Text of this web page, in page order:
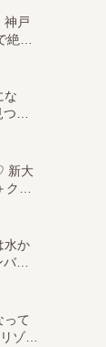
神戸
絶…
な
つ…
新大
ク…
水か
バ…
って
ゾ…